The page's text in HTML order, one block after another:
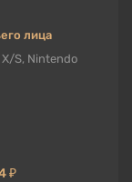
лица
X/S, Nintendo
₽